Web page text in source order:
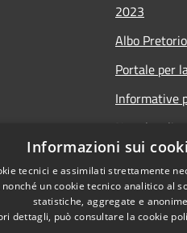
2023
Albo Pretorio
Portale per
Informative
Note legali
Informazioni sui
tecnici e assimilati strettamente
un cookie tecnico analitico al
statistiche, aggregate e
dettagli, può consultare la cookie